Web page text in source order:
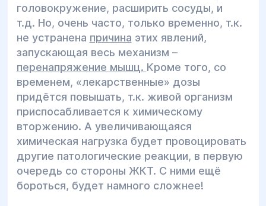
головокружение, расширить сосуды, и
т.д. Но, очень часто, только временно, т.к.
не устранена причина этих явлений,
запускающая весь механизм –
перенапряжение мышц. Кроме того, со
временем, «лекарственные» дозы
придётся повышать, т.к. живой организм
приспосабливается к химическому
вторжению. А увеличивающаяся
химическая нагрузка будет провоцировать
другие патологические реакции, в первую
очередь со стороны ЖКТ. С ними ещё
бороться, будет намного сложнее!